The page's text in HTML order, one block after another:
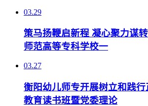
03.29
策马扬鞭启新程 凝心聚力谋
师范高等专科学校一
03.27
衡阳幼儿师专开展树立和践
教育读书班暨党委理论